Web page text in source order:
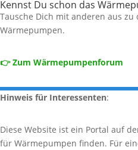
Kennst Du schon das
Tausche Dich mit anderen aus
Wärmepumpen.
👉 Zum Wärmepumpenforum
Hinweis für Interessenten:
Diese Website ist ein Portal auf
für Wärmepumpen finden. Für